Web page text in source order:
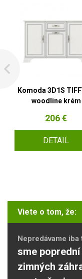
Komoda 3D1S
woodline krém
206 €
DETAIL
Viete o tom, že:
Nepredávame iba
sme
zimných